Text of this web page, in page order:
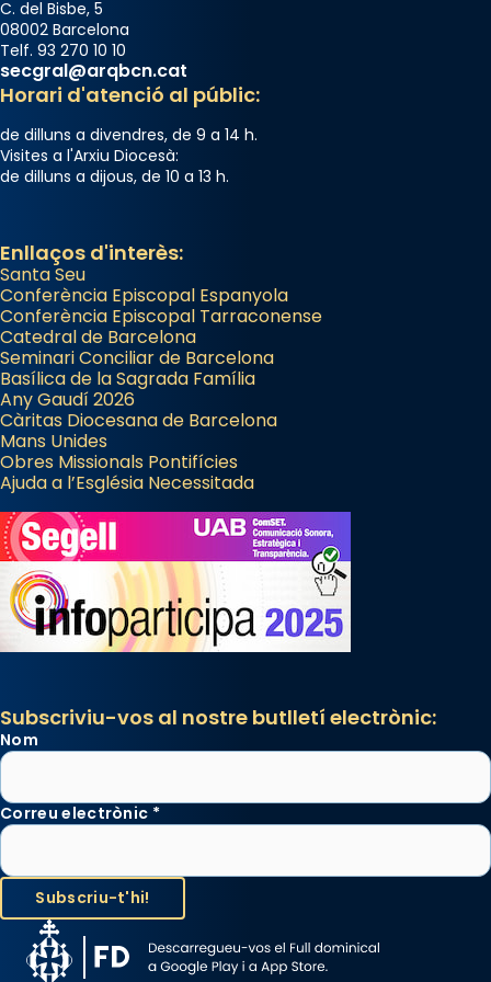
C. del Bisbe, 5
08002 Barcelona
Telf. 93 270 10 10
secgral@arqbcn.cat
Horari d'atenció al públic:
de dilluns a divendres, de 9 a 14 h.
Visites a l'Arxiu Diocesà:
de dilluns a dijous, de 10 a 13 h.
Enllaços d'interès:
Santa Seu
Conferència Episcopal Espanyola
Conferència Episcopal Tarraconense
Catedral de Barcelona
Seminari Conciliar de Barcelona
Basílica de la Sagrada Família
Any Gaudí 2026
Càritas Diocesana de Barcelona
Mans Unides
Obres Missionals Pontifícies
Ajuda a l’Església Necessitada
Subscriviu-vos al nostre butlletí electrònic:
Nom
Correu electrònic *